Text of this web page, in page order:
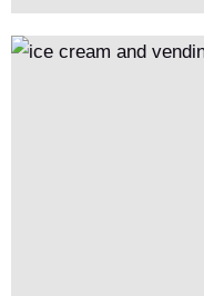
principiante che si sta
operatore senior che